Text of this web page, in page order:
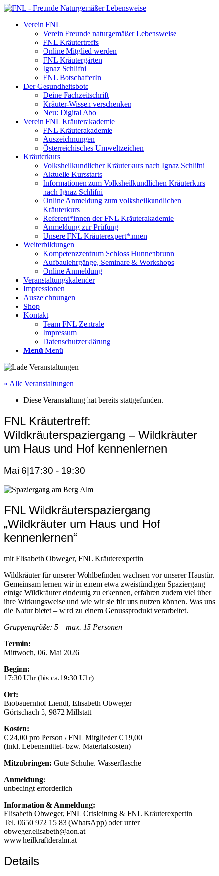
Verein FNL
Verein Freunde naturgemäßer Lebensweise
FNL Kräutertreffs
Online Mitglied werden
FNL Kräutergärten
Ignaz Schlifni
FNL BotschafterIn
Der Gesundheitsbote
Deine Fachzeitschrift
Kräuter-Wissen verschenken
Neu: Digital Abo
Verein FNL Kräuterakademie
FNL Kräuterakademie
Auszeichnungen
Österreichisches Umweltzeichen
Kräuterkurs
Volksheilkundlicher Kräuterkurs nach Ignaz Schlifni
Aktuelle Kursstarts
Informationen zum Volksheilkundlichen Kräuterkurs
nach Ignaz Schlifni
Online Anmeldung zum volksheilkundlichen
Kräuterkurs
Referent*innen der FNL Kräuterakademie
Anmeldung zur Prüfung
Unsere FNL Kräuterexpert*innen
Weiterbildungen
Kompetenzzentrum Schloss Hunnenbrunn
Aufbaulehrgänge, Seminare & Workshops
Online Anmeldung
Veranstaltungskalender
Impressionen
Auszeichnungen
Shop
Kontakt
Team FNL Zentrale
Impressum
Datenschutzerklärung
Menü Menü
« Alle Veranstaltungen
Diese Veranstaltung hat bereits stattgefunden.
FNL Kräutertreff:
Wildkräuterspaziergang – Wildkräuter
um Haus und Hof kennenlernen
Mai 6|17:30 - 19:30
FNL Wildkräuterspaziergang
„Wildkräuter um Haus und Hof
kennenlernen“
mit Elisabeth Obweger, FNL Kräuterexpertin
Wildkräuter für unserer Wohlbefinden wachsen vor unserer Haustür.
Gemeinsam lernen wir in einem etwa zweistündigen Spaziergang
einige Wildkräuter eindeutig zu erkennen, erfahren zudem viel über
ihre Wirkungsweise und wie wir sie für uns nutzen können. Was uns
die Natur bietet – wird zu einem Genussprodukt verarbeitet.
Gruppengröße: 5 – max. 15 Personen
Termin:
Mittwoch, 06. Mai 2026
Beginn:
17:30 Uhr (bis ca.19:30 Uhr)
Ort:
Biobauernhof Liendl, Elisabeth Obweger
Görtschach 3, 9872 Millstatt
Kosten:
€ 24,00 pro Person / FNL Mitglieder € 19,00
(inkl. Lebensmittel- bzw. Materialkosten)
Mitzubringen: Gute Schuhe, Wasserflasche
Anmeldung:
unbedingt erforderlich
Information & Anmeldung:
Elisabeth Obweger, FNL Ortsleitung & FNL Kräuterexpertin
Tel. 0650 972 15 83 (WhatsApp) oder unter
obweger.elisabeth@aon.at
www.heilkraftderalm.at
Details